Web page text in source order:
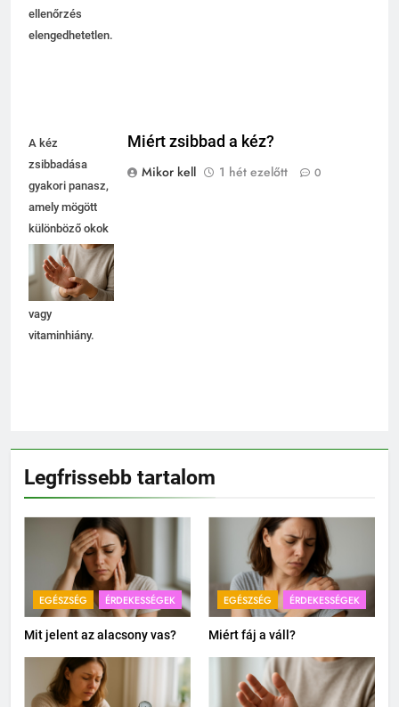
Legfrissebb tartalom
EGÉSZSÉG ÉRDEKESSÉGEK
Mit jelent az alacsony vas?
EGÉSZSÉG ÉRDEKESSÉGEK
Miért fáj a váll?
ellenőrzés
elengedhetetlen.
A kéz
zsibbadása
gyakori panasz,
amely mögött
különböző okok
állhatnak, mint
például
idegnyomódás
vagy
vitaminhiány.
Miért zsibbad a kéz?
Mikor kell
1 hét ezelőtt 0